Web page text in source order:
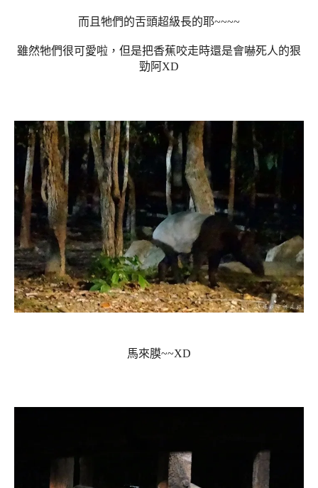
而且牠們的舌頭超級長的耶~~~~
雖然牠們很可愛啦，但是把香蕉咬走時還是會嚇死人的狠
勁阿XD
馬來膜~~XD